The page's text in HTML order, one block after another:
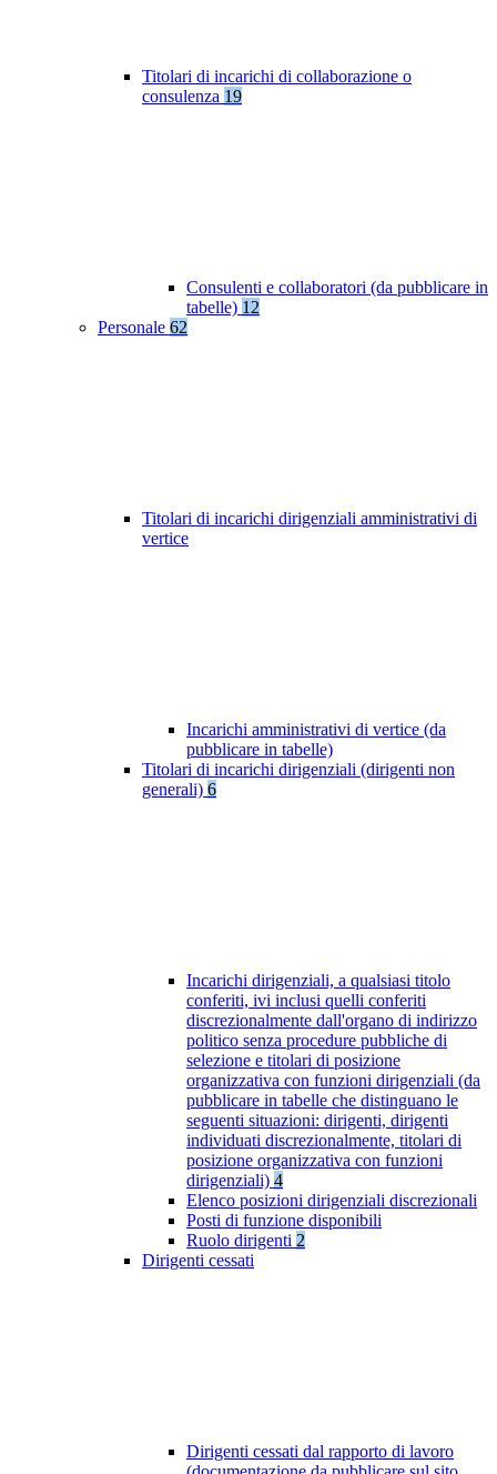
Titolari di incarichi di collaborazione o
consulenza 19
Consulenti e collaboratori (da pubblicare in
tabelle) 12
Personale 62
Titolari di incarichi dirigenziali amministrativi di
vertice
Incarichi amministrativi di vertice (da
pubblicare in tabelle)
Titolari di incarichi dirigenziali (dirigenti non
generali) 6
Incarichi dirigenziali, a qualsiasi titolo
conferiti, ivi inclusi quelli conferiti
discrezionalmente dall'organo di indirizzo
politico senza procedure pubbliche di
selezione e titolari di posizione
organizzativa con funzioni dirigenziali (da
pubblicare in tabelle che distinguano le
seguenti situazioni: dirigenti, dirigenti
individuati discrezionalmente, titolari di
posizione organizzativa con funzioni
dirigenziali) 4
Elenco posizioni dirigenziali discrezionali
Posti di funzione disponibili
Ruolo dirigenti 2
Dirigenti cessati
Dirigenti cessati dal rapporto di lavoro